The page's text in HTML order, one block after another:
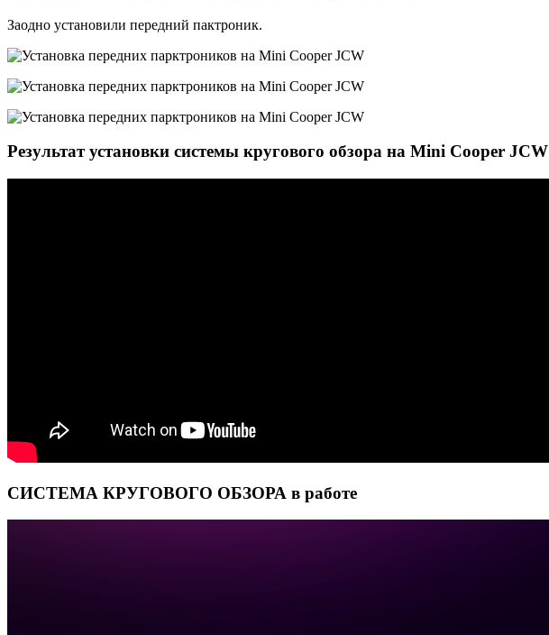
Заодно установили передний пактроник.
Результат установки системы кругового обзора на Mini Cooper JCW
СИСТЕМА КРУГОВОГО ОБЗОРА в работе